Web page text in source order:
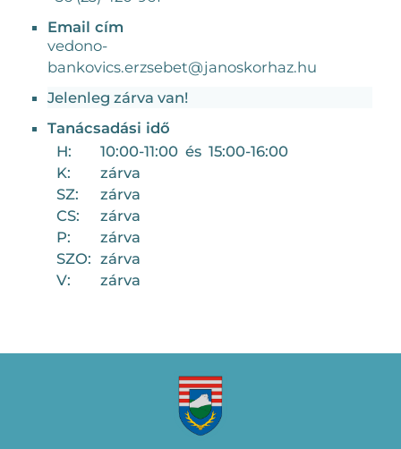
Email cím
vedono-
bankovics.erzsebet@janoskorhaz.hu
Jelenleg zárva van!
Tanácsadási idő
H:
10:00-11:00 és 15:00-16:00
K:
zárva
SZ:
zárva
CS:
zárva
P:
zárva
SZO: zárva
V:
zárva